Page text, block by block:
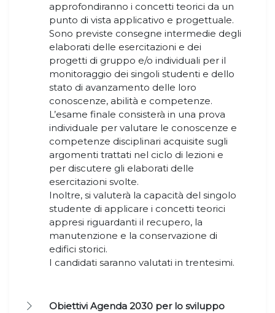
approfondiranno i concetti teorici da un
punto di vista applicativo e progettuale.
Sono previste consegne intermedie degli
elaborati delle esercitazioni e dei
progetti di gruppo e/o individuali per il
monitoraggio dei singoli studenti e dello
stato di avanzamento delle loro
conoscenze, abilità e competenze.
L’esame finale consisterà in una prova
individuale per valutare le conoscenze e
competenze disciplinari acquisite sugli
argomenti trattati nel ciclo di lezioni e
per discutere gli elaborati delle
esercitazioni svolte.
Inoltre, si valuterà la capacità del singolo
studente di applicare i concetti teorici
appresi riguardanti il recupero, la
manutenzione e la conservazione di
edifici storici.
I candidati saranno valutati in trentesimi.
Obiettivi Agenda 2030 per lo sviluppo